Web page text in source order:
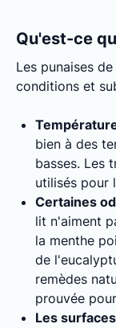
Qu'est-ce
Les punaises
conditions et
bien à des
basses. Les
utilisés pour
Certaines
lit n'aiment
la menthe
de
remèdes
prouvée
Les